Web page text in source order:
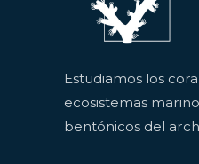
Estudiamos los
ecosistemas
bentónicos del